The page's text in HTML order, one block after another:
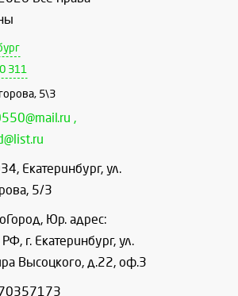
311
5\3
,
, Екатеринбург, ул.
5/3
Юр. адрес:
г. Екатеринбург, ул.
Высоцкого, д.22, оф.3